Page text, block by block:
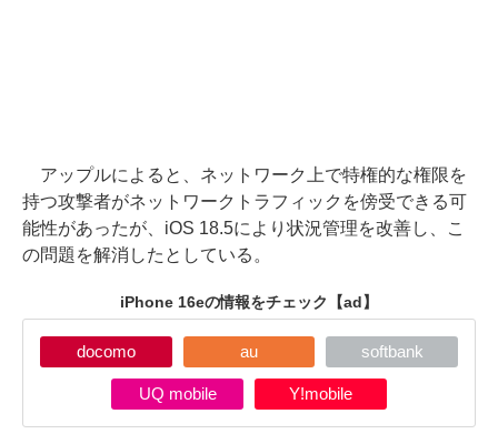
アップルによると、ネットワーク上で特権的な権限を
持つ攻撃者がネットワークトラフィックを傍受できる可
能性があったが、iOS 18.5により状況管理を改善し、こ
の問題を解消したとしている。
iPhone 16eの情報をチェック 【ad】
docomo au softbank
UQ mobile Y!mobile